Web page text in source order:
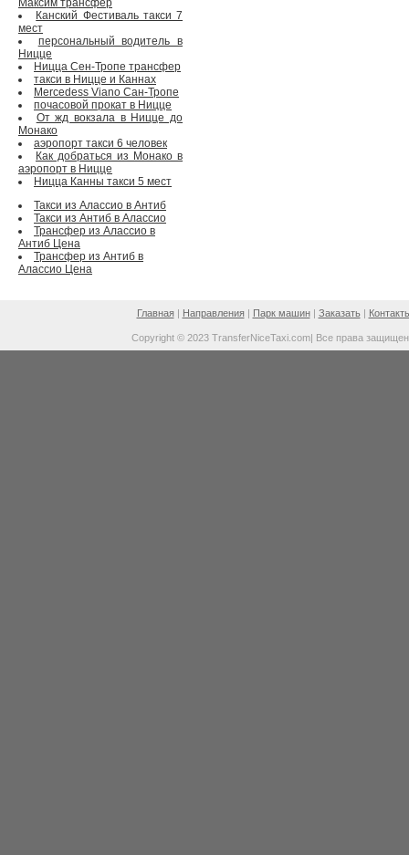
Канский Фестиваль такси 7
мест
персональный водитель в
Ницце
Ницца Сен-Тропе трансфер
такси в Ницце и Каннах
Mercedess Viano Сан-Тропе
почасовой прокат в Ницце
От жд вокзала в Ницце до
Монако
аэропорт такси 6 человек
Как добраться из Монако в
аэропорт в Ницце
Ницца Канны такси 5 мест
Такси из Алассио в Антиб
Такси из Антиб в Алассио
Трансфер из Алассио в
Антиб Цена
Трансфер из Антиб в
Алассио Цена
Главная| Направления| Парк машин| Заказать|
Copyright © 2023 TransferNiceTaxi.com| Все права